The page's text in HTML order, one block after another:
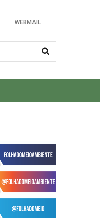
WEBMAIL